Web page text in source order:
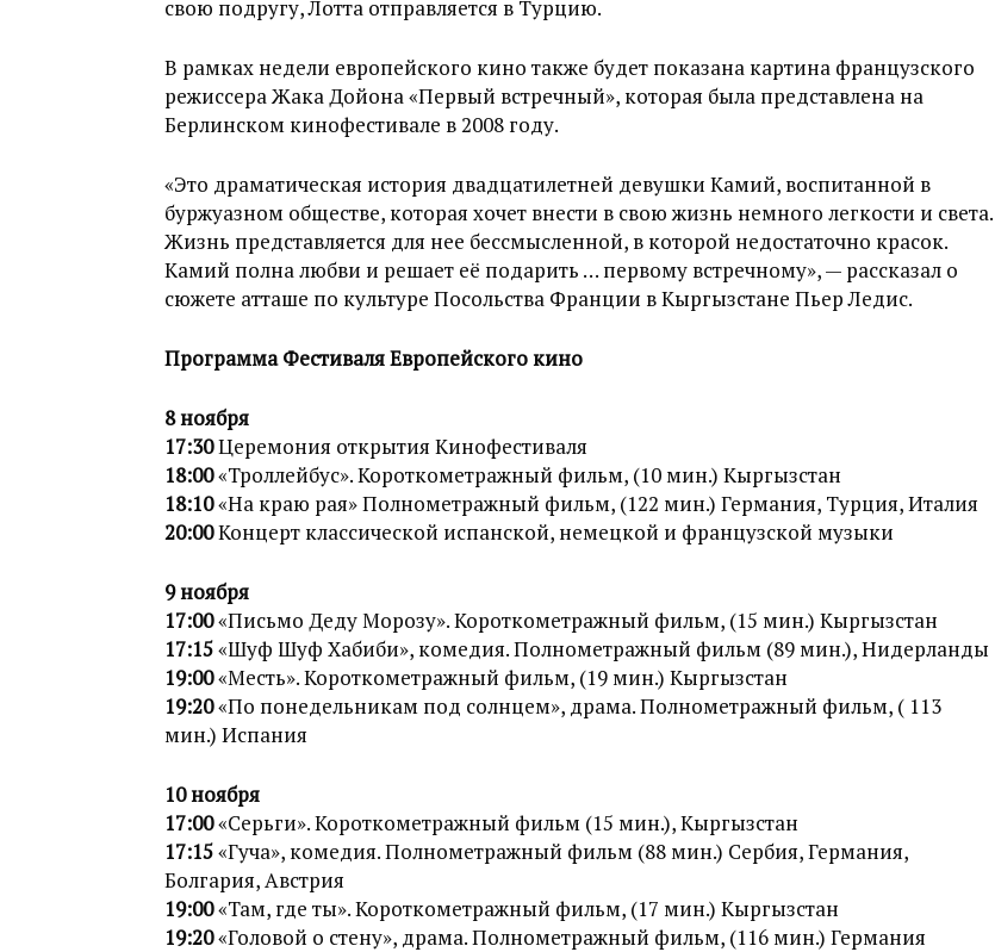
свою подругу, Лотта отправляется в Турцию.
В рамках недели европейского кино также будет показана картина французского
режиссера Жака Дойона «Первый встречный», которая была представлена на
Берлинском кинофестивале в 2008 году.
«Это драматическая история двадцатилетней девушки Камий, воспитанной в
буржуазном обществе, которая хочет внести в свою жизнь немного легкости и света.
Жизнь представляется для нее бессмысленной, в которой недостаточно красок.
Камий полна любви и решает её подарить … первому встречному», — рассказал о
сюжете атташе по культуре Посольства Франции в Кыргызстане Пьер Ледис.
Программа Фестиваля Европейского кино
8 ноября
17:30Церемония открытия Кинофестиваля
18:00«Троллейбус». Короткометражный фильм, (10 мин.) Кыргызстан
18:10«На краю рая» Полнометражный фильм, (122 мин.) Германия, Турция, Италия
20:00Концерт классической испанской, немецкой и французской музыки
9 ноября
17:00«Письмо Деду Морозу». Короткометражный фильм, (15 мин.) Кыргызстан
17:15«Шуф Шуф Хабиби», комедия. Полнометражный фильм (89 мин.), Нидерланды
19:00«Месть». Короткометражный фильм, (19 мин.) Кыргызстан
19:20«По понедельникам под солнцем», драма. Полнометражный фильм, ( 113
мин.) Испания
10 ноября
17:00«Серьги». Короткометражный фильм (15 мин.), Кыргызстан
17:15«Гуча», комедия. Полнометражный фильм (88 мин.) Сербия, Германия,
Болгария, Австрия
19:00«Там, где ты». Короткометражный фильм, (17 мин.) Кыргызстан
19:20«Головой о стену», драма. Полнометражный фильм, (116 мин.) Германия